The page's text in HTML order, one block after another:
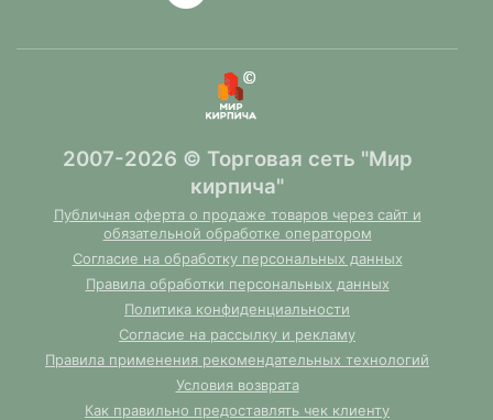
2007-2026 © Торговая сеть "Мир
кирпича"
Публичная оферта о продаже товаров через сайт и
обязательной обработке оператором
Согласие на обработку персональных данных
Правила обработки персональных данных
Политика конфиденциальности
Согласие на рассылку и рекламу
Правила применения рекомендательных технологий
Условия возврата
Как правильно предоставлять чек клиенту